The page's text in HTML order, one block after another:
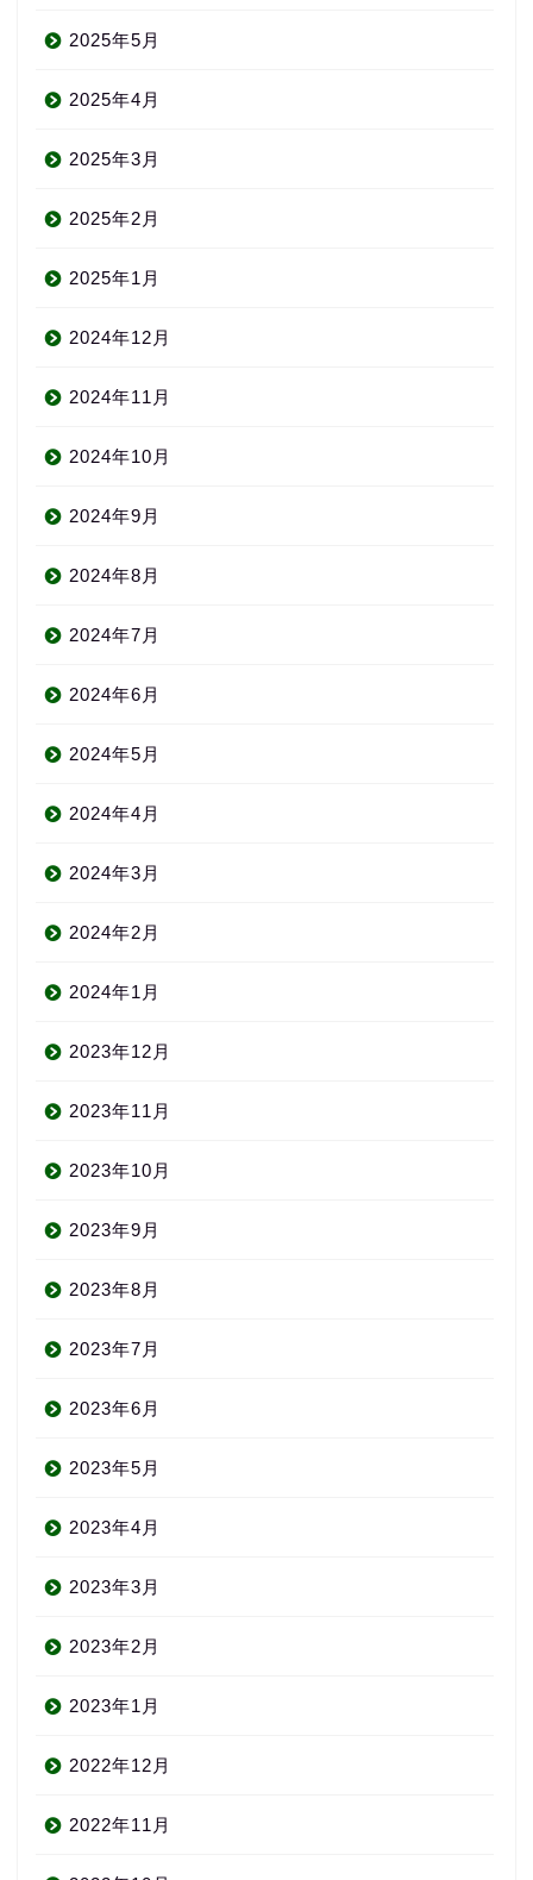
2025年5月
2025年4月
2025年3月
2025年2月
2025年1月
2024年12月
2024年11月
2024年10月
2024年9月
2024年8月
2024年7月
2024年6月
2024年5月
2024年4月
2024年3月
2024年2月
2024年1月
2023年12月
2023年11月
2023年10月
2023年9月
2023年8月
2023年7月
2023年6月
2023年5月
2023年4月
2023年3月
2023年2月
2023年1月
2022年12月
2022年11月